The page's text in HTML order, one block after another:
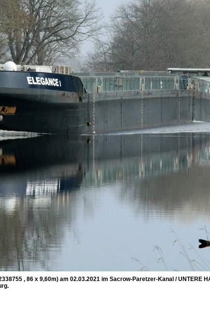
, 86 x 9,60m) am 02.03.2021 im Sacrow-Paretzer-Kanal / UNTERE